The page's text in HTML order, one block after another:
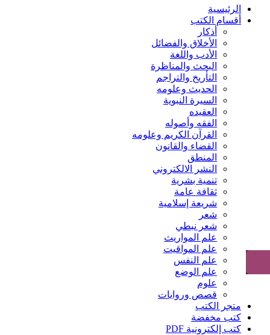
الرئيسية
أقسام الكتب
أذكار
الأخلاق والفضائل
الأدب واللغة
البحث والمناظرة
التأريخ والتراجم
الحديث وعلومه
السيرة النبوية
العقيده
الفقه وأصوله
القرآن الكريم وعلومه
القضاء والقانون
المنطق
النشر الالكتروني
تنمية بشرية
ثقافة عامة
شريعة إسلامية
شعر
شعر نبطي
علم المواريث
علم المواقيت
علم النفس
علم الوضع
علوم
قصص وروايات
متجر الكتب
كتب مخفضة
كتب إلكترونية PDF